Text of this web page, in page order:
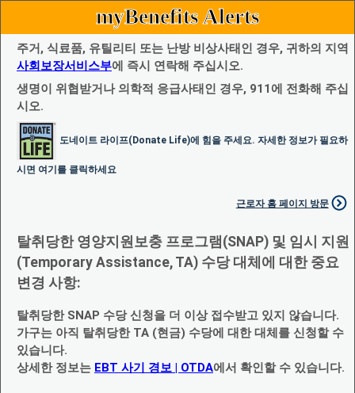
myBenefits Alerts
주거, 식료품, 유틸리티 또는 난방 비상사태인 경우, 귀하의 지역
사회보장서비스부에 즉시 연락해 주십시오.
생명이 위협받거나 의학적 응급사태인 경우, 911에 전화해 주십
시오.
도네이트 라이프(Donate Life)에 힘을 주세요. 자세한 정보가 필요하
시면 여기를 클릭하세요
근로자 홈 페이지 방문
탈취당한 영양지원보충 프로그램(SNAP) 및 임시 지원
(Temporary Assistance, TA) 수당 대체에 대한 중요
변경 사항:
탈취당한 SNAP 수당 신청을 더 이상 접수받고 있지 않습니다.
가구는 아직 탈취당한 TA (현금) 수당에 대한 대체를 신청할 수
있습니다.
상세한 정보는 EBT 사기 경보 | OTDA에서 확인할 수 있습니다.